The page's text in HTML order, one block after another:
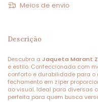
Meios de envio
Descrição
Descubra a Jaqueta Marant
e estilo. Confeccionada com
conforto e durabilidade para o
fechamento em zíper
ao visual. Ideal para diversas
perfeita para quem busca